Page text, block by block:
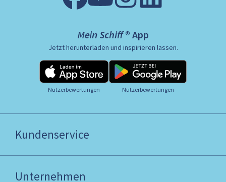
Mein Schiff ® App
Jetzt herunterladen und inspirieren lassen.
Nutzerbewertungen Nutzerbewertungen
Kundenservice
Unternehmen